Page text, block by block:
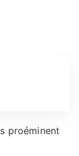
proéminent